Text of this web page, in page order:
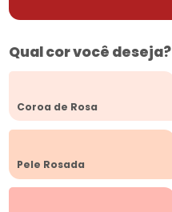
Qual cor você deseja?
Coroa de Rosa
Pele Rosada